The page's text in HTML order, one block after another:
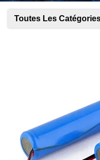
Toutes Les